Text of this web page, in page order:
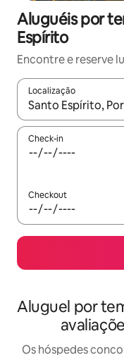
Aluguéis por
Espírito
Encontre e reserve
Localização
Quando os
Check-in
Checkout
Aluguel por
Os hóspedes